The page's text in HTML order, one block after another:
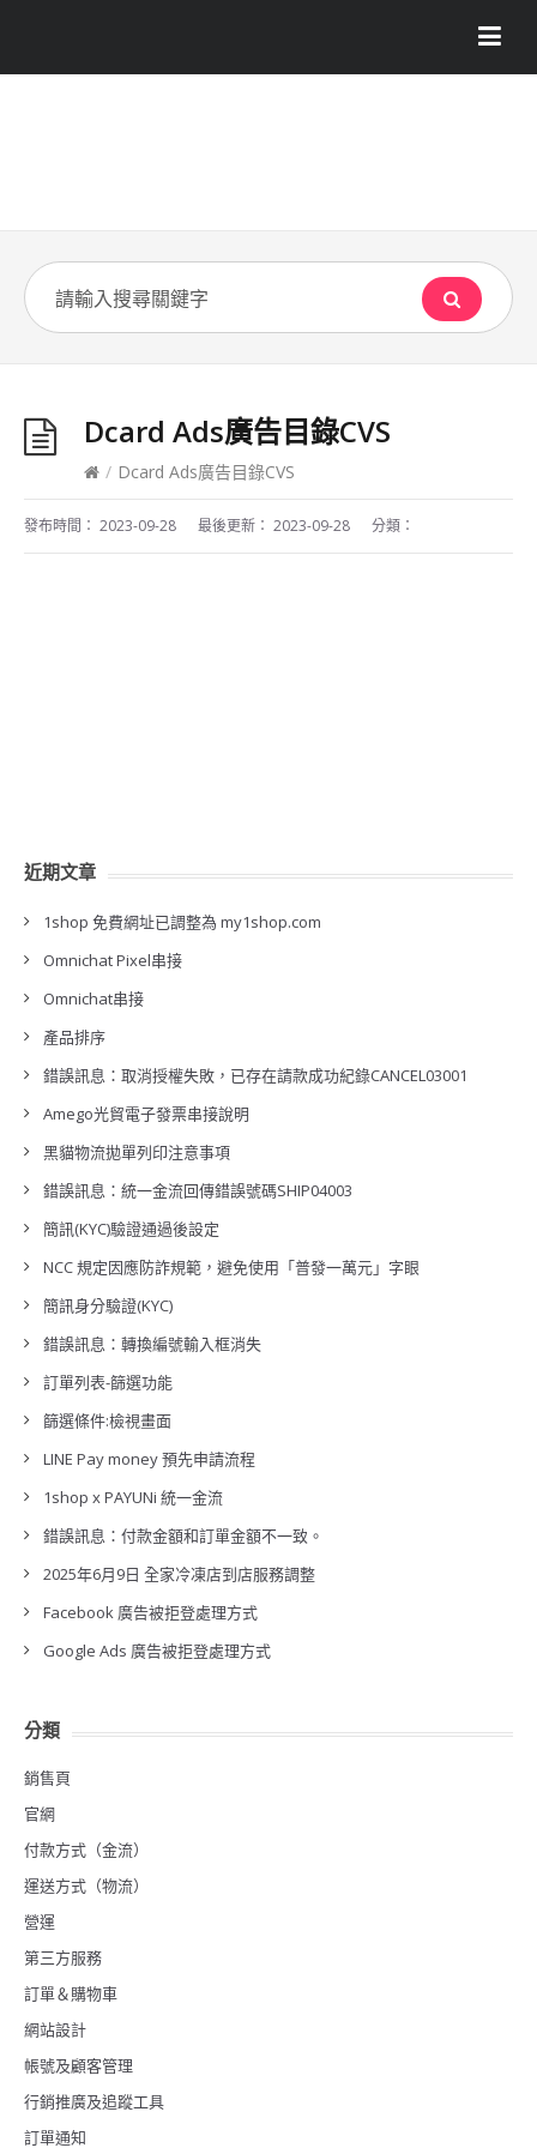
Dcard Ads廣告目錄CVS
/ Dcard Ads廣告目錄CVS
發布時間： 2023-09-28 最後更新： 2023-09-28 分類：
近期文章
1shop 免費網址已調整為 my1shop.com
Omnichat Pixel串接
Omnichat串接
產品排序
錯誤訊息：取消授權失敗，已存在請款成功紀錄CANCEL03001
Amego光貿電子發票串接說明
黑貓物流拋單列印注意事項
錯誤訊息：統一金流回傳錯誤號碼SHIP04003
簡訊(KYC)驗證通過後設定
NCC 規定因應防詐規範，避免使用「普發一萬元」字眼
簡訊身分驗證(KYC)
錯誤訊息：轉換編號輸入框消失
訂單列表-篩選功能
篩選條件:檢視畫面
LINE Pay money 預先申請流程
1shop x PAYUNi 統一金流
錯誤訊息：付款金額和訂單金額不一致。
2025年6月9日 全家冷凍店到店服務調整
Facebook 廣告被拒登處理方式
Google Ads 廣告被拒登處理方式
分類
銷售頁
官網
付款方式（金流）
運送方式（物流）
營運
第三方服務
訂單＆購物車
網站設計
帳號及顧客管理
行銷推廣及追蹤工具
訂單通知